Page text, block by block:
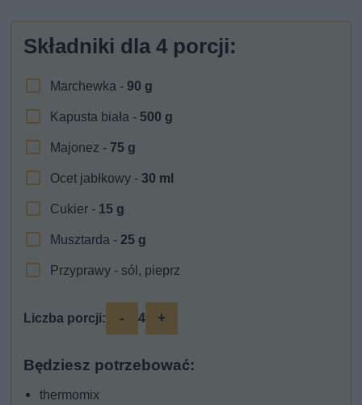
Składniki dla4 porcji:
Marchewka -90 g
Kapusta biała - 500 g
Majonez - 75 g
Ocet jabłkowy -30 ml
Cukier - 15 g
Musztarda -25 g
Przyprawy - sól, pieprz
Liczba porcji: - 4 +
Będziesz potrzebować:
thermomix